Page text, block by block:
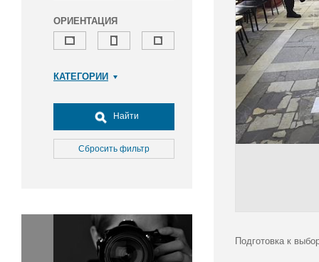
ОРИЕНТАЦИЯ
КАТЕГОРИИ
Досуг, туризм и отдых
Культура
Медицина
Окружающая среда
Политика
Правосудие
Найти
Сбросить фильтр
Подготовка к